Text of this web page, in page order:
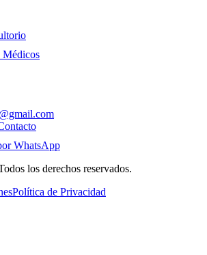
Médicos
WhatsApp
los derechos reservados.
Política de Privacidad